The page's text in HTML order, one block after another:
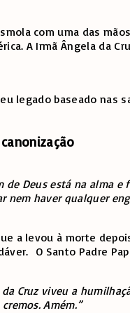
com uma das
A Irmã Ângela da
legado baseado nas
de Deus está na alma
nem haver qualquer
a levou à morte
O Santo Padre
da Cruz viveu a
Amém.”